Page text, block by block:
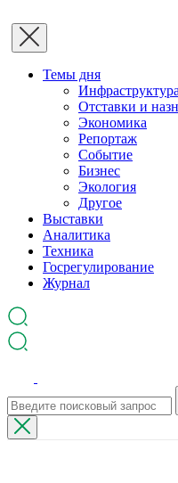
Темы дня
Инфраструктура
Отставки и
Экономика
Репортаж
Событие
Бизнес
Экология
Другое
Выставки
Аналитика
Техника
Госрегулирование
Журнал